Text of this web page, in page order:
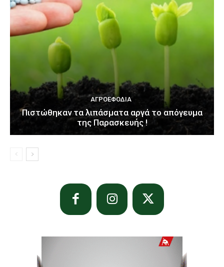
ΑΓΡΟΕΦΌΔΙΑ
Πιστώθηκαν τα λιπάσματα αργά το απόγευμα
της Παρασκευής !